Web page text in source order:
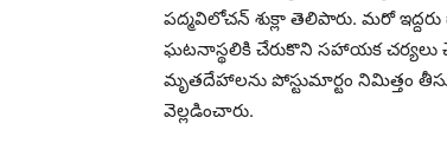
పద్మవిలోచన్‌ శుక్లా తెలిపారు. మరో
ఘటనాస్థలికి చేరుకొని సహాయక చర్యలు
మృతదేహాలను పోస్టుమార్టం నిమిత్తం
వెల్లడించారు.